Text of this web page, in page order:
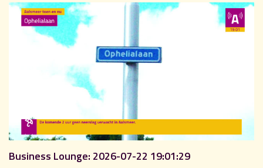
Business Lounge: 2026-07-22 19:01:29